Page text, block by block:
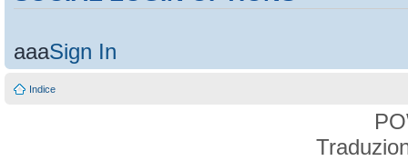
aaaSign In
Indice